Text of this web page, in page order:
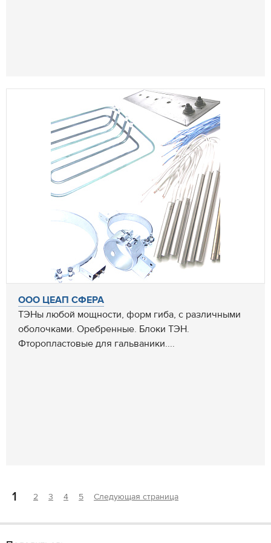
ООО ЦЕАП СФЕРА
ТЭНы любой мощности, форм гиба, с различными
оболочками. Оребренные. Блоки ТЭН.
Фторопластовые для гальваники....
1 2 3 4 5 Следующая страница